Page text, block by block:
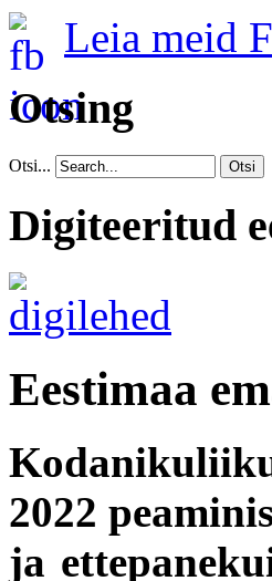
Leia meid
Otsing
Otsi... Otsi
Digiteeritud
Eestimaa
2022
ja